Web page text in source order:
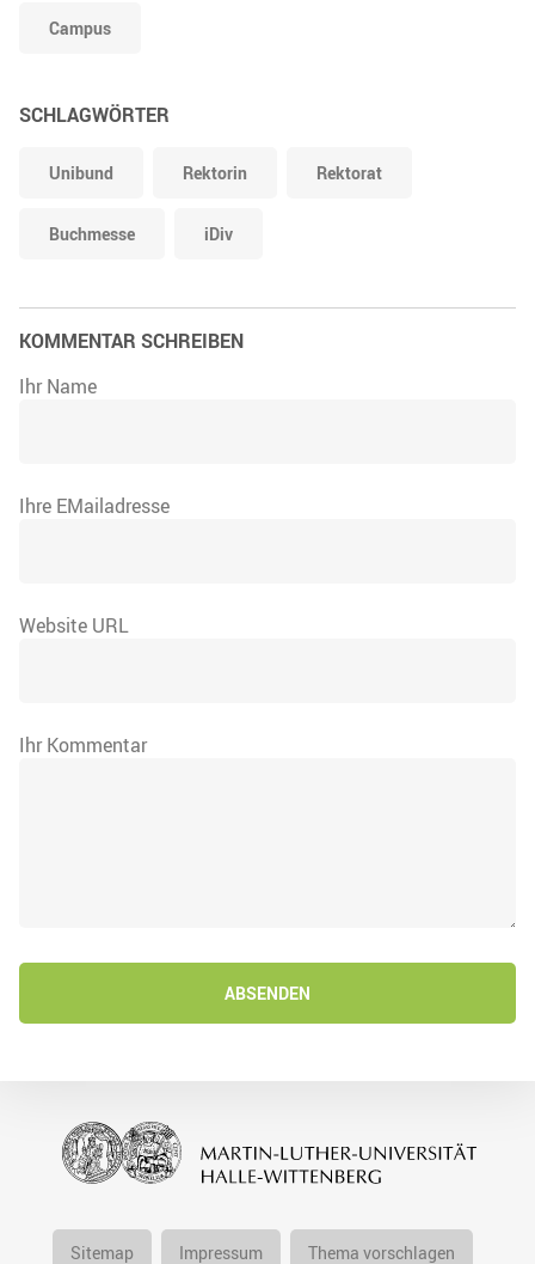
Campus
SCHLAGWÖRTER
Unibund Rektorin Rektorat
Buchmesse iDiv
KOMMENTAR SCHREIBEN
Ihr Name
Ihre EMailadresse
Website URL
Ihr Kommentar
ABSENDEN
Sitemap Impressum Thema vorschlagen